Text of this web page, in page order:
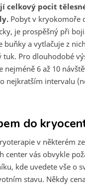
celkový pocit
Pobyt v kryokomoře
je prospěšný při
buňky a vytlačuje z nich
tuk. Pro dlouhodobé
nejméně 6 až 10
nejkratším intervalu
do
v některém ze
center vás obvykle
kde uvedete vše o
stavu. Někdy